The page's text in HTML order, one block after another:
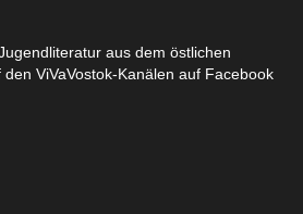
aus dem östlichen
ViVaVostok-Kanälen auf Facebook